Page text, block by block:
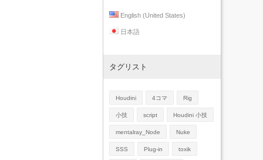
English (United States)
日本語
タグリスト
Houdini 4コマ Rig
小技 script Houdini 小技
mentalray_Node Nuke
SSS Plug-in toxik